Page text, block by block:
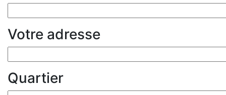
Votre adresse
Quartier